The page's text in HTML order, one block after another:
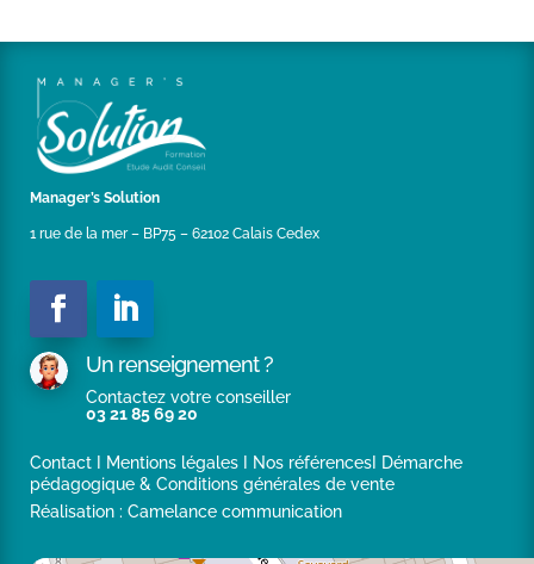
France de plus de 25 000 habitants (depuis juin
d’établissements sanitaires et médico-sociaux (depuis
juillet 2018),d’un groupe industriel d’envergure
internationale basé dans le Boulonnais (depuis juin
2019),d’une seconde Ville des Hauts de France de plus
de 15 000 habitants (depuis décembre 2019).
Manager’s Solution
1 rue de la mer – BP75 – 62102 Calais Cedex
Un renseignement ?
Contactez votre conseiller
03 21 85 69 20
Contact Mentions légales Nos références
Démarche
pédagogique & Conditions générales de vente
Réalisation : Camelance communication